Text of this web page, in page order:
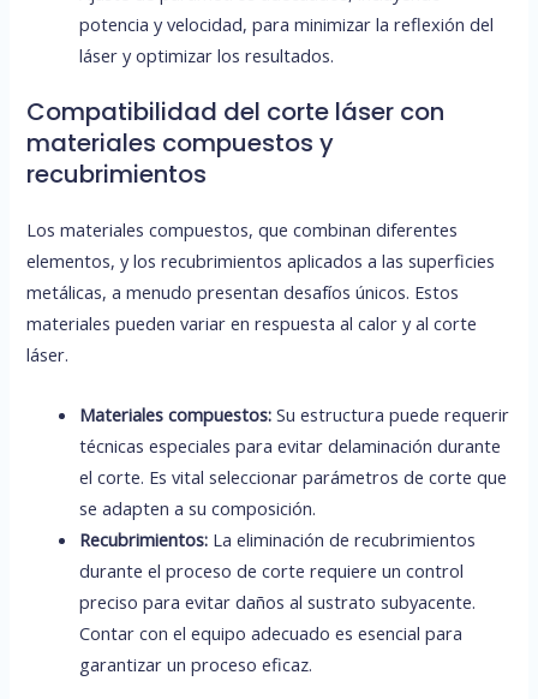
potencia y velocidad, para minimizar la reflexión del
láser y optimizar los resultados.
Compatibilidad del corte láser con
materiales compuestos y
recubrimientos
Los materiales compuestos, que combinan diferentes
elementos, y los recubrimientos aplicados a las superficies
metálicas, a menudo presentan desafíos únicos. Estos
materiales pueden variar en respuesta al calor y al corte
láser.
Materiales compuestos: Su estructura puede requerir
técnicas especiales para evitar delaminación durante
el corte. Es vital seleccionar parámetros de corte que
se adapten a su composición.
Recubrimientos: La eliminación de recubrimientos
durante el proceso de corte requiere un control
preciso para evitar daños al sustrato subyacente.
Contar con el equipo adecuado es esencial para
garantizar un proceso eficaz.